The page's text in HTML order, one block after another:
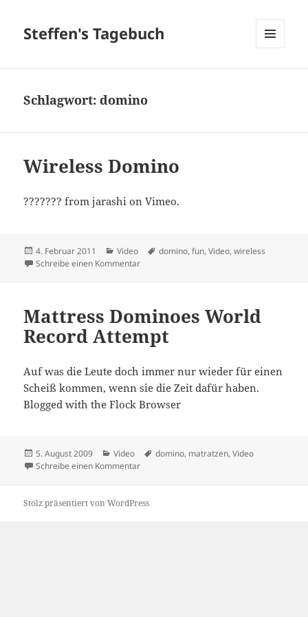
Steffen's Tagebuch
Schlagwort:domino
Wireless Domino
??????? from jarashi on Vimeo.
Veröffentlicht
am
4. Februar 2011 Kategorien
Video Schlagwörter
domino,fun,Video,wireless
Schreibe einen Kommentarzu Wireless Domino
Mattress Dominoes World
Record Attempt
Auf was die Leute doch immer nur wieder für einen
Scheiß kommen, wenn sie die Zeit dafür haben.
Blogged with the Flock Browser
Veröffentlicht
am
5. August 2009 Kategorien
Video Schlagwörter
domino, matratzen,Video
Schreibe einen Kommentarzu Mattress Dominoes World Record
Stolz präsentiert von WordPress